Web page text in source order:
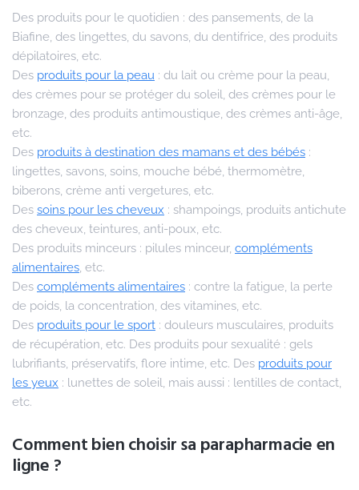
Des produits pour le quotidien : des pansements, de la
Biafine, des lingettes, du savons, du dentifrice, des produits
dépilatoires, etc.
Des produits pour la peau : du lait ou crème pour la peau,
des crèmes pour se protéger du soleil, des crèmes pour le
bronzage, des produits antimoustique, des crèmes anti-âge,
etc.
Des produits à destination des mamans et des bébés :
lingettes, savons, soins, mouche bébé, thermomètre,
biberons, crème anti vergetures, etc.
Des soins pour les cheveux : shampoings, produits antichute
des cheveux, teintures, anti-poux, etc.
Des produits minceurs : pilules minceur, compléments
alimentaires, etc.
Des compléments alimentaires : contre la fatigue, la perte
de poids, la concentration, des vitamines, etc.
Des produits pour le sport : douleurs musculaires, produits
de récupération, etc. Des produits pour sexualité : gels
lubrifiants, préservatifs, flore intime, etc. Des produits pour
les yeux : lunettes de soleil, mais aussi : lentilles de contact,
etc.
Comment bien choisir sa parapharmacie en
ligne ?